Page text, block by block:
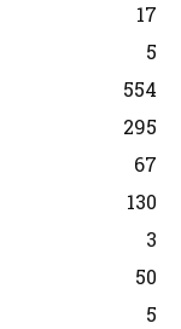
17
5
554
295
67
130
3
50
5